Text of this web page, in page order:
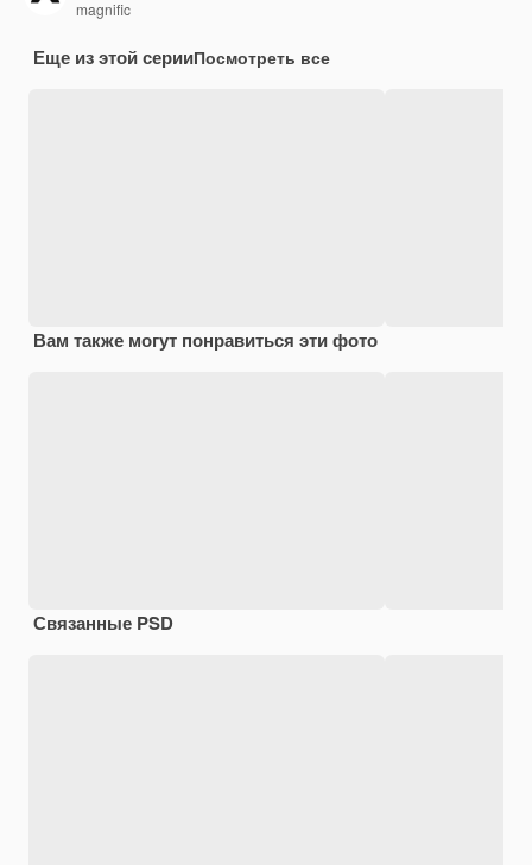
magnific
Еще из этой серииПосмотреть все
Вам также могут понравиться эти фото
Связанные PSD